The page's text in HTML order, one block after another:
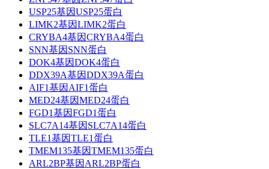
USP25基因USP25蛋白
LIMK2基因LIMK2蛋白
CRYBA4基因CRYBA4蛋白
SNN基因SNN蛋白
DOK4基因DOK4蛋白
DDX39A基因DDX39A蛋白
AIF1基因AIF1蛋白
MED24基因MED24蛋白
FGD1基因FGD1蛋白
SLC7A14基因SLC7A14蛋白
TLE1基因TLE1蛋白
TMEM135基因TMEM135蛋白
ARL2BP基因ARL2BP蛋白